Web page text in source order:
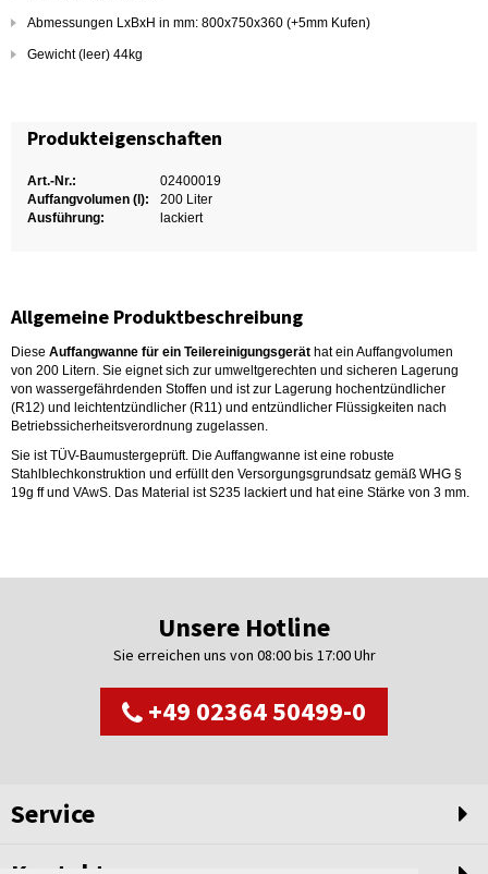
Abmessungen LxBxH in mm: 800x750x360 (+5mm Kufen)
Gewicht (leer) 44kg
Produkteigenschaften
Art.-Nr.:
02400019
Auffangvolumen (l):
200 Liter
Ausführung:
lackiert
Allgemeine Produktbeschreibung
Diese Auffangwanne für ein Teilereinigungsgerät hat ein Auffangvolumen
von 200 Litern. Sie eignet sich zur umweltgerechten und sicheren Lagerung
von wassergefährdenden Stoffen und ist zur Lagerung hochentzündlicher
(R12) und leichtentzündlicher (R11) und entzündlicher Flüssigkeiten nach
Betriebssicherheitsverordnung zugelassen.
Sie ist TÜV-Baumustergeprüft. Die Auffangwanne ist eine robuste
Stahlblechkonstruktion und erfüllt den Versorgungsgrundsatz gemäß WHG §
19g ff und VAwS. Das Material ist S235 lackiert und hat eine Stärke von 3 mm.
Unsere Hotline
Sie erreichen uns von 08:00 bis 17:00 Uhr
+49 02364 50499-0
Service